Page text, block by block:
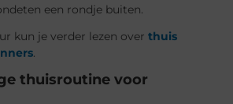
een rondje buiten.
kun je verder lezen overthuis
thuisroutine voor